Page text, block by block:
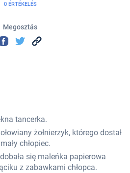
0 ÉRTÉKELÉS
Megosztás
tancerka.
żołnierzyk, którego dostał
chłopiec.
się maleńka papierowa
z zabawkami chłopca.